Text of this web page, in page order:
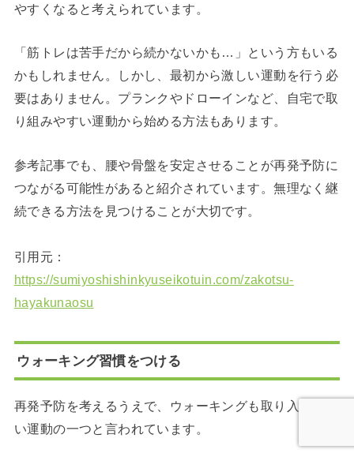
やすくなると考えられています。
「筋トレは苦手だから続かないかも…」という方もいる
かもしれません。しかし、最初から激しい運動を行う必
要はありません。プランクやドローインなど、自宅で取
り組みやすい運動から始める方法もあります。
参考記事でも、腰や骨盤を安定させることが再発予防に
つながる可能性があると紹介されています。無理なく継
続できる方法を見つけることが大切です。
引用元：
https://sumiyoshishinkyuseikotuin.com/zakotsu-
hayakunaosu
ウォーキング習慣をつける
再発予防を考えるうえで、ウォーキングも取り入れやす
い運動の一つと言われています。